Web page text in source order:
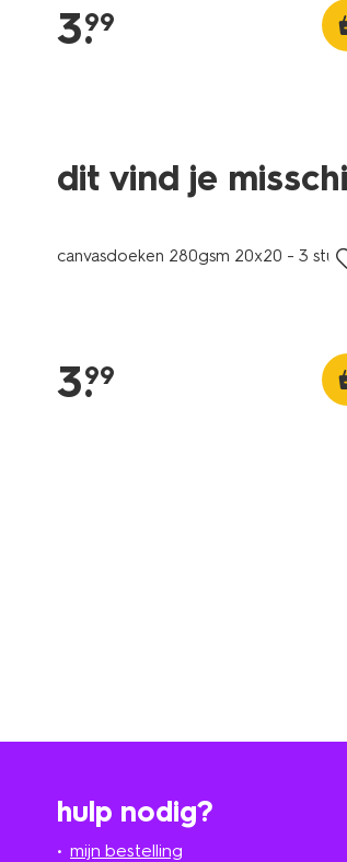
3.
99
dit vind je
canvasdoeken 280gsm 20x20 - 3
3.
99
hulp nodig?
mijn bestelling